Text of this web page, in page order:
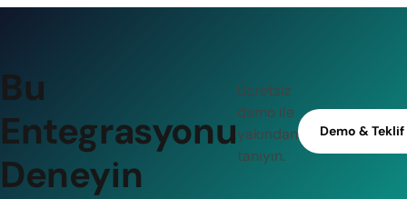
Bu
Entegrasyonu
Deneyin
Ücretsiz
demo ile
yakından
tanıyın.
Demo &